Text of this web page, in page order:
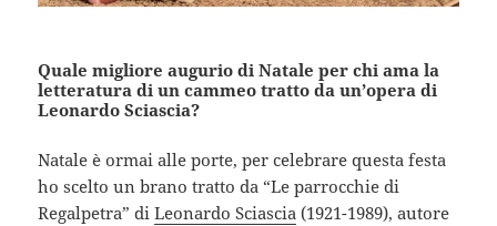
Quale migliore augurio di Natale per chi ama la
letteratura di un cammeo tratto da un’opera di
Leonardo Sciascia?
Natale è ormai alle porte, per celebrare questa festa
ho scelto un brano tratto da “Le parrocchie di
Regalpetra” diLeonardo Sciascia (1921-1989), autore